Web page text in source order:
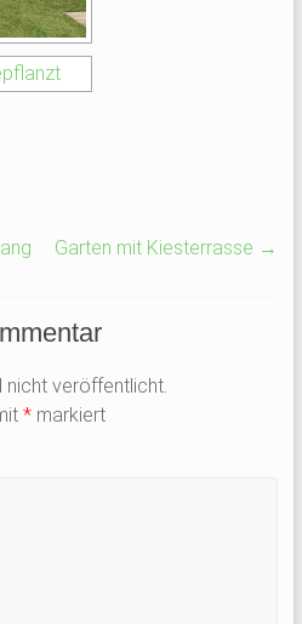
Garten mit Kiesterrasse →
nicht veröffentlicht.
*markiert